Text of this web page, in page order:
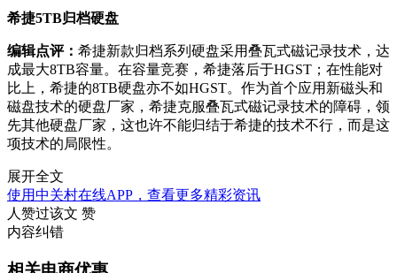
希捷5TB归档硬盘
编辑点评： 希捷新款归档系列硬盘采用叠瓦式磁记录技术，达
成最大8TB容量。在容量竞赛，希捷落后于HGST；在性能对
比上，希捷的8TB硬盘亦不如HGST。作为首个应用新磁头和
磁盘技术的硬盘厂家，希捷克服叠瓦式磁记录技术的障碍，领
先其他硬盘厂家，这也许不能归结于希捷的技术不行，而是这
项技术的局限性。
展开全文
使用中关村在线APP，查看更多精彩资讯
人赞过该文 赞
内容纠错